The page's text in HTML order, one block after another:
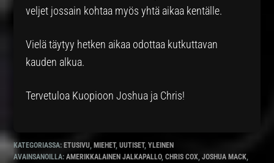
veljet jossain kohtaa myös yhtä aikaa kentälle.
Vielä täytyy hetken aikaa odottaa kutkuttavan
kauden alkua.
Tervetuloa Kuopioon Joshua ja Chris!
KATEGORIASSA:ETUSIVU,MIEHET,UUTISET,YLEINEN
AVAINSANOILLA:AMERIKKALAINEN JALKAPALLO,CHRIS COX,JOSHUA MACK,